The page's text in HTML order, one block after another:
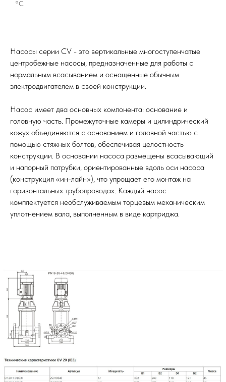
°С
Насосы серии CV - это вертикальные многоступенчатые
центробежные насосы, предназначенные для работы с
нормальным всасыванием и оснащенные обычным
электродвигателем в своей конструкции.
Насос имеет два основных компонента: основание и
головную часть. Промежуточные камеры и цилиндрический
кожух объединяются с основанием и головной частью с
помощью стяжных болтов, обеспечивая целостность
конструкции. В основании насоса размещены всасывающий
и напорный патрубки, ориентированные вдоль оси насоса
(конструкция «ин-лайн»), что упрощает его монтаж на
горизонтальных трубопроводах. Каждый насос
комплектуется необслуживаемым торцевым механическим
уплотнением вала, выполненным в виде картриджа.